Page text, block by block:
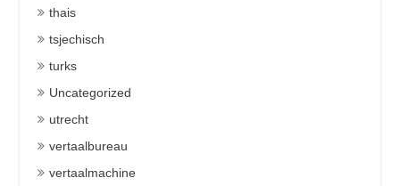
thais
tsjechisch
turks
Uncategorized
utrecht
vertaalbureau
vertaalmachine